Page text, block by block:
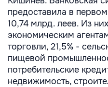
предоставила в
10,74 млрд. леев. Из
экономическим
торговли, 21,5% -
пищевой
потребительские
недвижимость,